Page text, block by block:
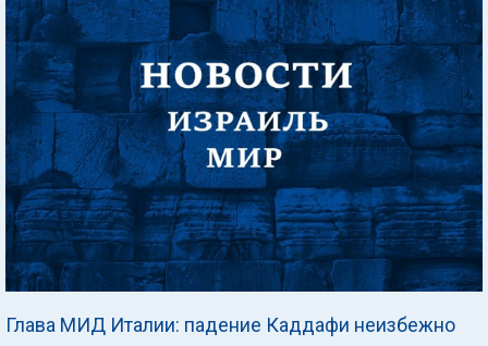
Глава МИД Италии: падение Каддафи неизбежно